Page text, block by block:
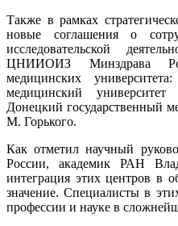
Также в рамках
новые соглашения о
исследовательской
ЦНИИОИЗ Минздрава
медицинских
медицинский
Донецкий государственный
М. Горького.
Как отметил научный
России, академик РАН
интеграция этих центров в
значение. Специалисты в
профессии и науке в